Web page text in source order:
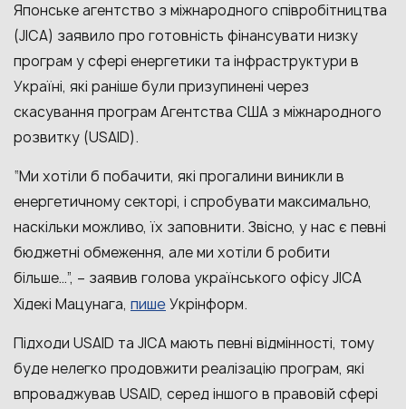
Японське агентство з міжнародного співробітництва
(JICA) заявило про готовність фінансувати низку
програм у сфері енергетики та інфраструктури в
Україні, які раніше були призупинені через
скасування програм Агентства США з міжнародного
розвитку (USAID).
“Ми хотіли б побачити, які прогалини виникли в
енергетичному секторі, і спробувати максимально,
наскільки можливо, їх заповнити. Звісно, у нас є певні
бюджетні обмеження, але ми хотіли б робити
більше…”, – заявив голова українського офісу JICA
Хідекі Мацунага, пишеУкрінформ.
Підходи USAID та JICA мають певні відмінності, тому
буде нелегко продовжити реалізацію програм, які
впроваджував USAID, серед іншого в правовій сфері